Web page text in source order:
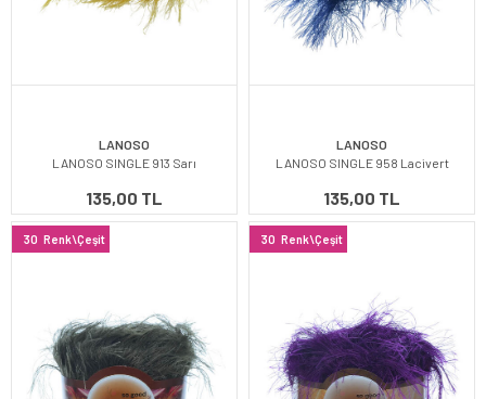
LANOSO
LANOSO SINGLE 913 Sarı
135,00 TL
LANOSO
LANOSO SINGLE 958 Lacivert
135,00 TL
30 Renk\Çeşit 30 Renk\Çeşit